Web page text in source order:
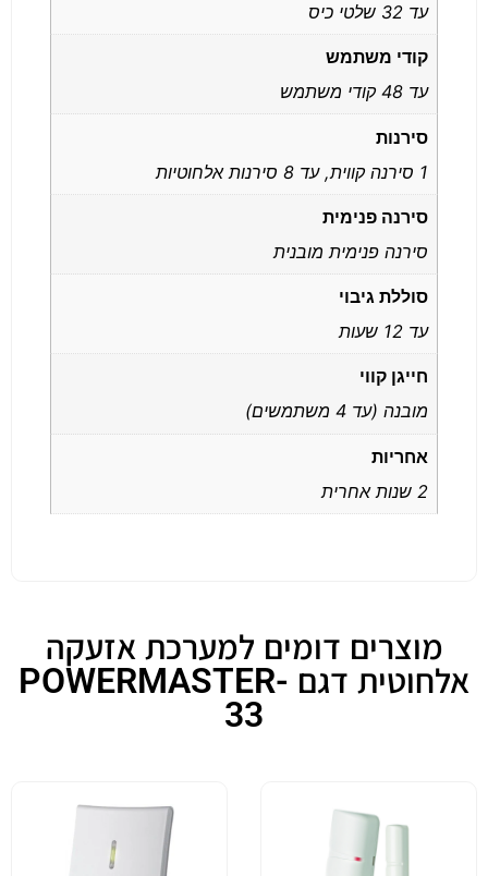
עד 32 שלטי כיס
קודי משתמש
עד 48 קודי משתמש
סירנות
1 סירנה קווית, עד 8 סירנות אלחוטיות
סירנה פנימית
סירנה פנימית מובנית
סוללת גיבוי
עד 12 שעות
חייגן קווי
מובנה (עד 4 משתמשים)
אחריות
2 שנות אחרית
מוצרים דומים למערכת אזעקה
אלחוטית דגם POWERMASTER-
33